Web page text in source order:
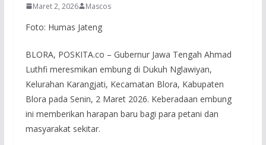
Maret 2, 2026 Mascos
Foto: Humas Jateng
BLORA, POSKITA.co – Gubernur Jawa Tengah Ahmad
Luthfi meresmikan embung di Dukuh Nglawiyan,
Kelurahan Karangjati, Kecamatan Blora, Kabupaten
Blora pada Senin, 2 Maret 2026. Keberadaan embung
ini memberikan harapan baru bagi para petani dan
masyarakat sekitar.